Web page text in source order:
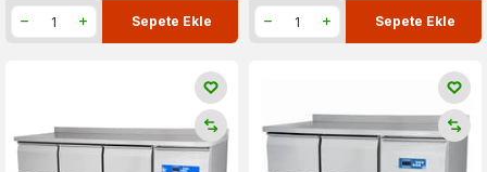
Sepete Ekle Sepete Ekle